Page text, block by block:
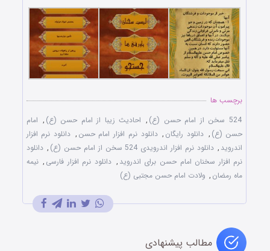
برچسب ها
524 سخن از امام حسن (ع)
, احادیث زیبا از امام حسن (ع) , امام
حسن (ع) , دانلود رایگان , دانلود نرم افزار امام حسن , دانلود نرم افزار
اندروید , دانلود نرم افزار اندرویدی 524 سخن از امام حسن (ع) , دانلود
نرم افزار سخنان امام حسن برای اندروید , دانلود نرم افزار فارسی , نیمه
ماه رمضان , ولادت امام حسن مجتبی (ع)
مطالب پیشنهادی